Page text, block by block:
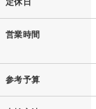
営業時間
参考予算